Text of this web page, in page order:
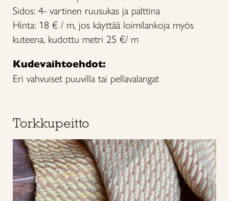
Sidos: 4- vartinen ruusukas ja palttina
Hinta: 18 € / m, jos käyttää loimilankoja myös
kuteena, kudottu metri 25 €/ m
Kudevaihtoehdot:
Eri vahvuiset puuvilla tai pellavalangat
Torkkupeitto